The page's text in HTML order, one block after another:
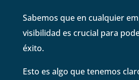
Sabemos que en cualquier
visibilidad es crucial para
éxito.
Esto es algo que tenemos